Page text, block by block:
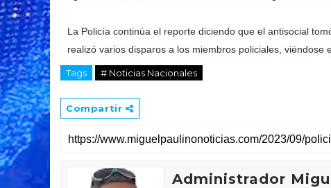
La Policía continúa el reporte diciendo que el antisocial
realizó varios disparos a los miembros policiales, viéndose
Tags # Noticias Nacionales
Compartir
Administrador